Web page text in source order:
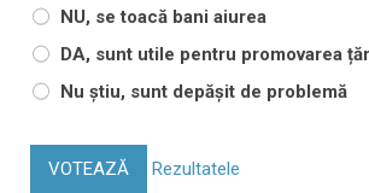
NU, se toacă bani aiurea
DA, sunt utile pentru promovarea
Nu știu, sunt depășit de problemă
VOTEAZĂ Rezultatele